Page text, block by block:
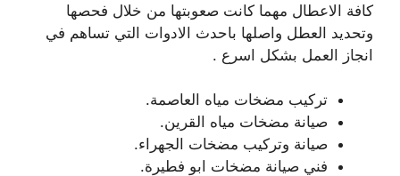
كافة الاعطال مهما كانت صعوبتها من خلال فحصها
وتحديد العطل واصلها باحدث الادوات التي تساهم في
انجاز العمل بشكل اسرع .
تركيب مضخات مياه العاصمة.
صيانة مضخات مياه القرين.
صيانة وتركيب مضخات الجهراء.
فني صيانة مضخات ابو فطيرة.